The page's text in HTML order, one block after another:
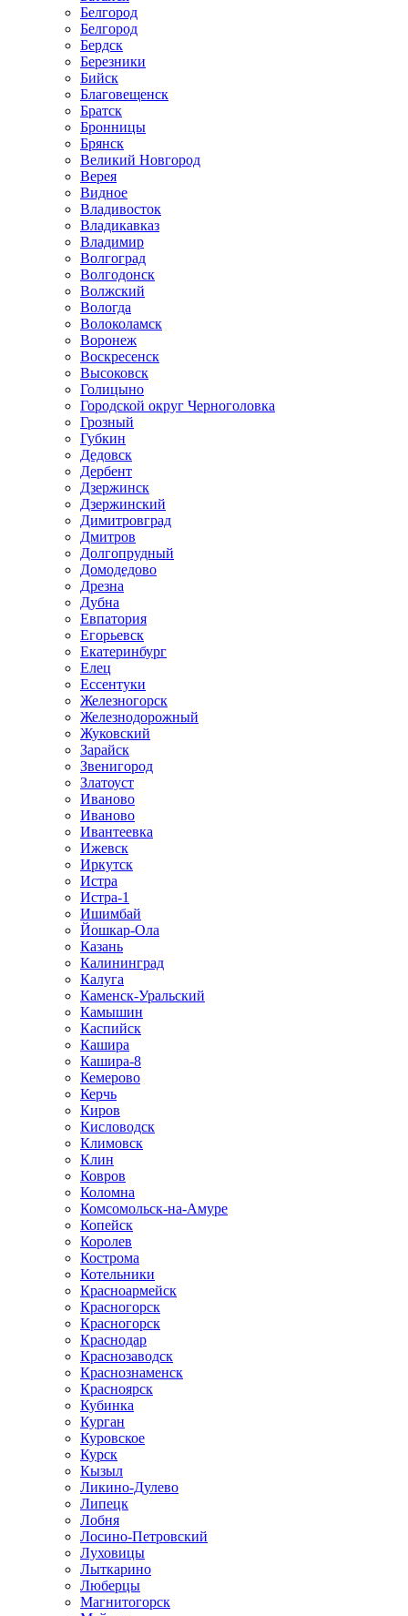
Белгород
Белгород
Бердск
Березники
Бийск
Благовещенск
Братск
Бронницы
Брянск
Великий Новгород
Верея
Видное
Владивосток
Владикавказ
Владимир
Волгоград
Волгодонск
Волжский
Вологда
Волоколамск
Воронеж
Воскресенск
Высоковск
Голицыно
Городской округ Черноголовка
Грозный
Губкин
Дедовск
Дербент
Дзержинск
Дзержинский
Димитровград
Дмитров
Долгопрудный
Домодедово
Дрезна
Дубна
Евпатория
Егорьевск
Екатеринбург
Елец
Ессентуки
Железногорск
Железнодорожный
Жуковский
Зарайск
Звенигород
Златоуст
Иваново
Иваново
Ивантеевка
Ижевск
Иркутск
Истра
Истра-1
Ишимбай
Йошкар-Ола
Казань
Калининград
Калуга
Каменск-Уральский
Камышин
Каспийск
Кашира
Кашира-8
Кемерово
Керчь
Киров
Кисловодск
Климовск
Клин
Ковров
Коломна
Комсомольск-на-Амуре
Копейск
Королев
Кострома
Котельники
Красноармейск
Красногорск
Красногорск
Краснодар
Краснозаводск
Краснознаменск
Красноярск
Кубинка
Курган
Куровское
Курск
Кызыл
Ликино-Дулево
Липецк
Лобня
Лосино-Петровский
Луховицы
Лыткарино
Люберцы
Магнитогорск